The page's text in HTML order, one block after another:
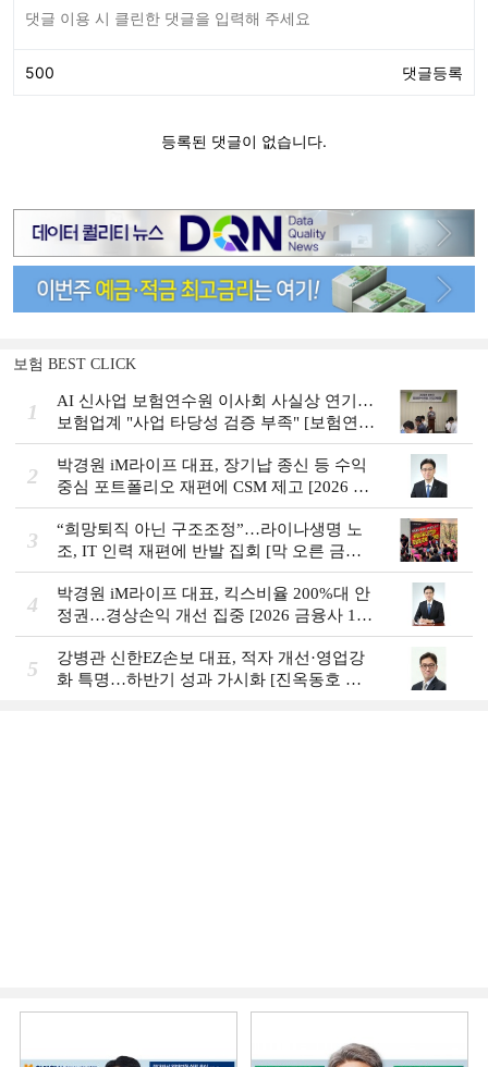
보험 BEST CLICK
1
AI 신사업 보험연수원 이사회 사실상 연기…
보험업계 "사업 타당성 검증 부족" [보험연수
원 AI사업 논란]
2
박경원 iM라이프 대표, 장기납 종신 등 수익
중심 포트폴리오 재편에 CSM 제고 [2026 금
융사 상반기 실적]
3
“희망퇴직 아닌 구조조정”…라이나생명 노
조, IT 인력 재편에 반발 집회 [막 오른 금융
권 하투(夏鬪)]
4
박경원 iM라이프 대표, 킥스비율 200%대 안
정권…경상손익 개선 집중 [2026 금융사 1분
기 실적]
5
강병관 신한EZ손보 대표, 적자 개선·영업강
화 특명…하반기 성과 가시화 [진옥동호 신